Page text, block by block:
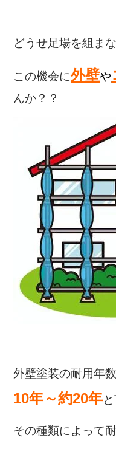
どうせ足場を組ま
この機会に外壁や
んか？？
外壁塗装の耐用年
10年～約20年
その種類によって